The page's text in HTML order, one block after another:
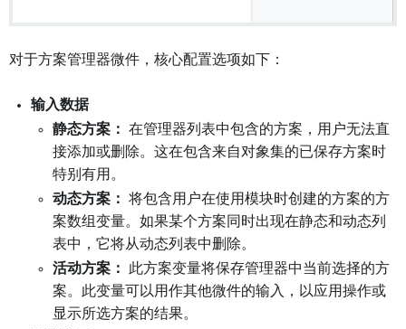
对于方案管理器微件，核心配置选项如下：
输入数据
静态方案：
在管理器列表中包含的方案，用户无法直
接添加或删除。这在包含来自对象集的已保存方案时
特别有用。
动态方案：
将包含用户在使用模块时创建的方案的方
案数组变量。如果某个方案同时出现在静态和动态列
表中，它将从动态列表中删除。
活动方案：
此方案变量将保存管理器中当前选择的方
案。此变量可以用作其他微件的输入，以应用操作或
显示所选方案的结果。